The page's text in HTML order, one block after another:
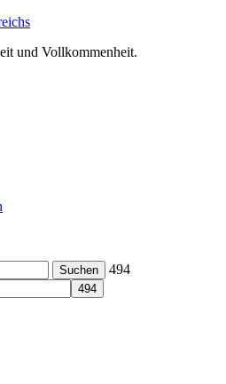
und Vollkommenheit.
Suchen 494